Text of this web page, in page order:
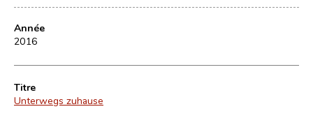
Année
2016
Titre
Unterwegs zuhause